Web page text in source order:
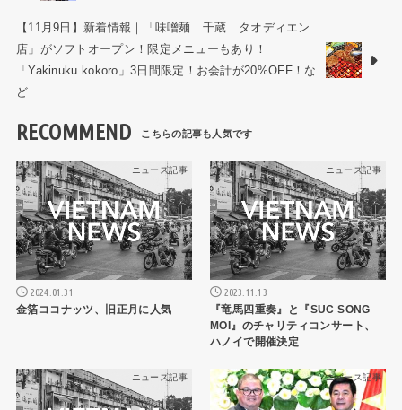
【11月9日】新着情報｜「味噌麺 千蔵 タオディエン
店」がソフトオープン！限定メニューもあり！
「Yakinuku kokoro」3日間限定！お会計が20%OFF！な
ど
RECOMMEND
ニュース記事
2024.01.31
金箔ココナッツ、旧正月に人気
ニュース記事
2023.11.13
『竜馬四重奏』と『SUC SONG
MOI』のチャリティコンサート、
ハノイで開催決定
ニュース記事 ニュース記事